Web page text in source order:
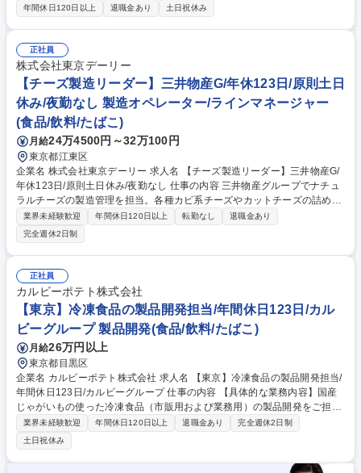
理および監査業務を担当いただきます。 ・原料生産工程における安全性確
作成 ・お取引先様および社内関連部署との調整・コミュニケーション ・
フードチェーン全体におけるハザード分析およびリスク評価の実施 ・食品
安全マネジメント体制の構築・改善および各種ルールの文書化 募集職種
食品安全監査・リスクマネジメント担当（原料～製造工程）
年間休日120日以上 退職金あり 土日祝休み
正社員
株式会社東京デーリー
【チーズ製造リーダー】三井物産G/年休123日/原則土日
休み/夜勤なし 製造オペレーター/ラインマネージャー
(食品/飲料/たばこ)
月給24万4500円～32万100円
東京都江東区
企業名 株式会社東京デーリー 求人名 【チーズ製造リーダー】三井物産G/
年休123日/原則土日休み/夜勤なし 仕事の内容 三井物産グループでナチュ
ラルチーズの製造管理を担当。各種カビ系チーズやカットチーズの詰め合
わせの製造ラインで、自らも作業を行いながらパートスタッフの指導や現
場運営をお任せします。 【具体的な業務】ナチュラルチーズ(シュレッド
チーズ、カットチーズ、詰合せ商品など)の製造ラインにて、チーズのカ
ット・計量・袋詰め・包装などの製造作業を自ら行いながら、白カビ室/青
かび室/詰合せラインいずれかの現場運営を担当します。パートスタッフ(5
~10名程度)への作業指示・フォロー、生産・不良率・段取り時間など日々
の数値管理、トラブル発生時の一次対応なども行います。 募集職種 【チ
ーズ製造リーダー】三井物産G/年休123日/原則土日休み/夜勤なし
業界未経験歓迎 年間休日120日以上 転勤なし
退職金あり
完全週休2日制
正社員
カルビーポテト株式会社
【東京】冷凍食品の製品開発担当/年間休日123日/カル
ビーグループ 製品開発(食品/飲料/たばこ)
月給26万円以上
東京都目黒区
企業名 カルビーポテト株式会社 求人名 【東京】冷凍食品の製品開発担当/
年間休日123日/カルビーグループ 仕事の内容 【具体的な業務内容】国産
じゃがいもの使った冷凍食品（市販用および業務用）の製品開発をご担当
いただきます。国内加工馬鈴薯の50％以上を弊社で調達しており、原料調
達の専門会社として高品質な原料を自社で豊富 に持っているのが最大の強
みとなります。 馬鈴薯調達のリーディングカンパニーとして、弊社だから
こそ提供できる付加価値のある製品を作り上げていただくことを期待して
業界未経験歓迎 年間休日120日以上 退職金あり
完全週休2日制
土日祝休み